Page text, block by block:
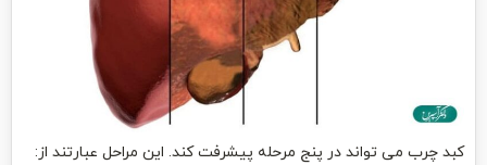
کبد چرب می تواند در پنج مرحله پیشرفت کند. این مراحل عبارتند از: